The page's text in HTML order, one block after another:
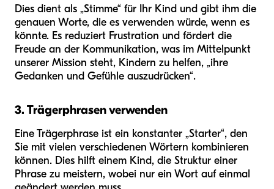
Dies dient als „Stimme“ für Ihr Kind und gibt ihm die
genauen Worte, die es verwenden würde, wenn es
könnte. Es reduziert Frustration und fördert die
Freude an der Kommunikation, was im Mittelpunkt
unserer Mission steht, Kindern zu helfen, „ihre
Gedanken und Gefühle auszudrücken“.
3. Trägerphrasen verwenden
Eine Trägerphrase ist ein konstanter „Starter“, den
Sie mit vielen verschiedenen Wörtern kombinieren
können. Dies hilft einem Kind, die Struktur einer
Phrase zu meistern, wobei nur ein Wort auf einmal